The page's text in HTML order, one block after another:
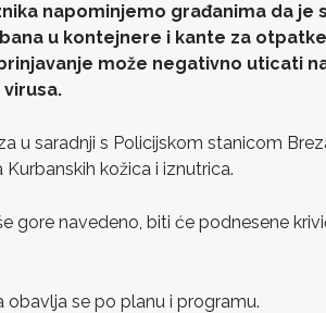
napominjemo građanima da je
u kontejnere i kante za
može negativno uticati
u saradnji s Policijskom stanicom
kožica i iznutrica.
gore navedeno, biti će podnesene
obavlja se po planu i programu.